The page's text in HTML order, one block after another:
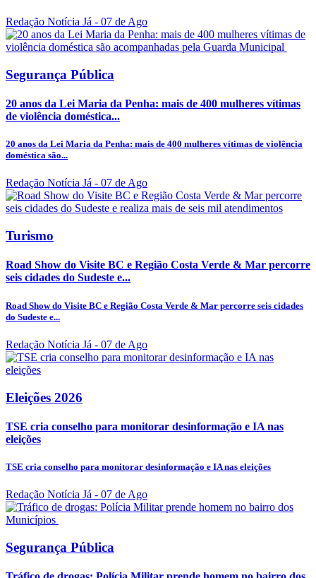
Redação Notícia Já - 07 de Ago
Segurança Pública
20 anos da Lei Maria da Penha: mais de 400 mulheres vítimas
de violência doméstica...
20 anos da Lei Maria da Penha: mais de 400 mulheres vítimas de violência
doméstica são...
Redação Notícia Já - 07 de Ago
Turismo
Road Show do Visite BC e Região Costa Verde & Mar percorre
seis cidades do Sudeste e...
Road Show do Visite BC e Região Costa Verde & Mar percorre seis cidades
do Sudeste e...
Redação Notícia Já - 07 de Ago
Eleições 2026
TSE cria conselho para monitorar desinformação e IA nas
eleições
TSE cria conselho para monitorar desinformação e IA nas eleições
Redação Notícia Já - 07 de Ago
Segurança Pública